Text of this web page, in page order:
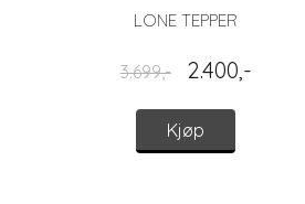
LONE TEPPER
3.699,- 2.400,-
Kjøp